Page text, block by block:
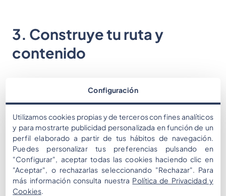
3. Construye tu ruta y
contenido
enrutamiento GPS personalizado de
interés.
Al aire libre:Selfies en lugares
emblemáticos (por ejemplo, Vizcaya
Gardens), búsquedas de objetos de
realidad aumentada a través de MooveXR.
Interior:Rompecabezas activados por
Configuración
Utilizamos cookies propias y de terceros con fines analíticos
y para mostrarte publicidad personalizada en función de un
perfil elaborado a partir de tus hábitos de navegación.
Puedes personalizar tus preferencias pulsando en
"Configurar", aceptar todas las cookies haciendo clic en
"Aceptar", o rechazarlas seleccionando "Rechazar". Para
más información consulta nuestra Política de Privacidad y
Cookies.